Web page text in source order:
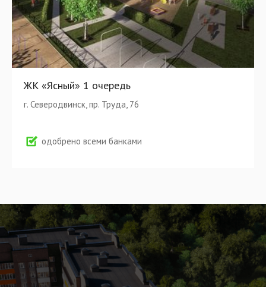
ЖК «Ясный» 1 очередь
г. Северодвинск, пр. Труда, 76
одобрено всеми банками